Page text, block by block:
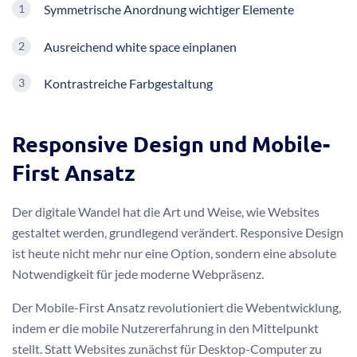
Symmetrische Anordnung wichtiger Elemente
Ausreichend white space einplanen
Kontrastreiche Farbgestaltung
Responsive Design und Mobile-
First Ansatz
Der digitale Wandel hat die Art und Weise, wie Websites
gestaltet werden, grundlegend verändert. Responsive Design
ist heute nicht mehr nur eine Option, sondern eine absolute
Notwendigkeit für jede moderne Webpräsenz.
Der Mobile-First Ansatz revolutioniert die Webentwicklung,
indem er die mobile Nutzererfahrung in den Mittelpunkt
stellt. Statt Websites zunächst für Desktop-Computer zu